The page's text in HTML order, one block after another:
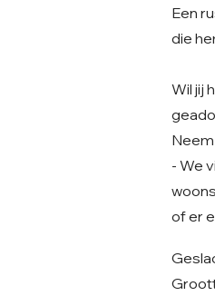
Een
die
Wil jij
- We
of er